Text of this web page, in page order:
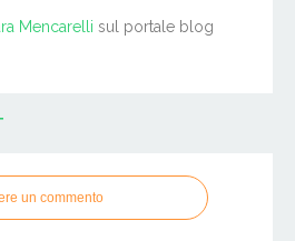
Mencarelli sul portale blog
un commento